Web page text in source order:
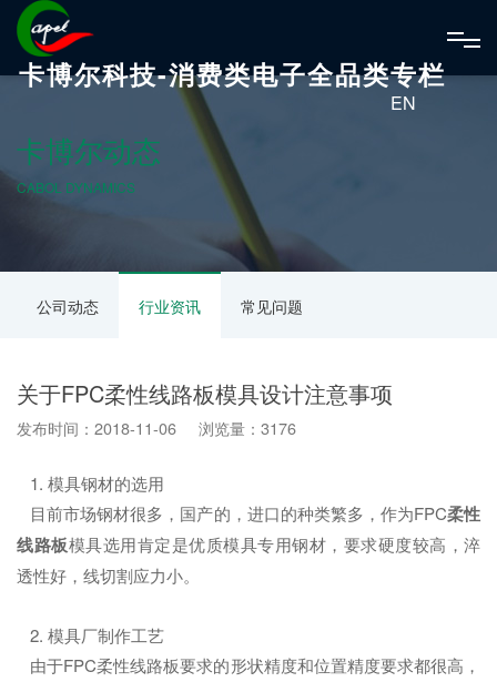
卡博尔科技-消费类电子全品类专栏
EN
卡博尔动态
CABOL DYNAMICS
公司动态 行业资讯 常见问题
关于FPC柔性线路板模具设计注意事项
发布时间：2018-11-06 浏览量：3176
1. 模具钢材的选用
目前市场钢材很多，国产的，进口的种类繁多，作为FPC柔性
线路板模具选用肯定是优质模具专用钢材，要求硬度较高，淬
透性好，线切割应力小。
2. 模具厂制作工艺
由于FPC柔性线路板要求的形状精度和位置精度要求都很高，